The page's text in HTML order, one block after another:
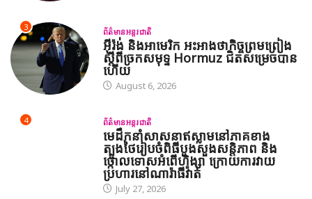
3 ព័ត៌មានអន្តរជាតិ
អ៊ីរ៉ង់ និងអាមេរិក អះអាងថាកិច្ចព្រមព្រៀង
ស្តីពីច្រកសមុទ្ទ Hormuz ជិតសម្រេចបាន
ហើយ
August 6, 2026
4 ព័ត៌មានអន្តរជាតិ
មេដឹកនាំសាសនាឥស្លាមនៅភាគខាង
ត្បូងថៃរៀបចំពិធីបួងសួងសន្តិភាព និង
ថ្កោលទោសអំពើហិង្សា ក្រោយការវាយ
ប្រហារនៅណារ៉ាធីវ៉ាត់
July 27, 2026